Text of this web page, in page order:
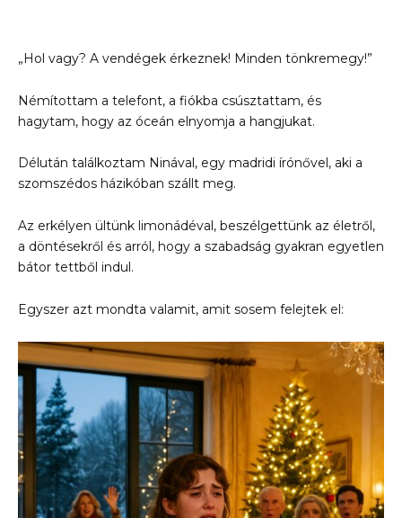
„Hol vagy? A vendégek érkeznek! Minden tönkremegy!”
Némítottam a telefont, a fiókba csúsztattam, és
hagytam, hogy az óceán elnyomja a hangjukat.
Délután találkoztam Ninával, egy madridi írónővel, aki a
szomszédos házikóban szállt meg.
Az erkélyen ültünk limonádéval, beszélgettünk az életről,
a döntésekről és arról, hogy a szabadság gyakran egyetlen
bátor tettből indul.
Egyszer azt mondta valamit, amit sosem felejtek el: